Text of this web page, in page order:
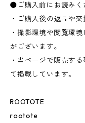
●ご購入前にお読みく
・ご購入後の返品や交
・撮影環境や閲覧環
がございます。
・当ページで販売す
て掲載しています。
ROOTOTE
rootote